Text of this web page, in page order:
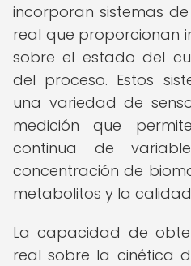
incorporan sistemas
real que proporcionan
sobre el estado del
del proceso. Estos
una variedad de
medición que
continua de
concentración de
metabolitos y la
La capacidad de
real sobre la cinética